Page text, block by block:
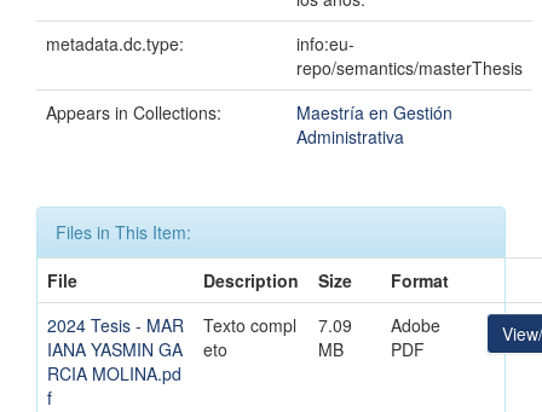
metadata.dc.type:
info:eu-
repo/semantics/masterThesis
Appears in Collections:
Maestría en Gestión
Administrativa
Files in This Item:
File
Description Size
Format
2024 Tesis - MAR
IANA YASMIN GA
RCIA MOLINA.pd
f
Texto compl
eto
7.09
MB
Adobe
PDF